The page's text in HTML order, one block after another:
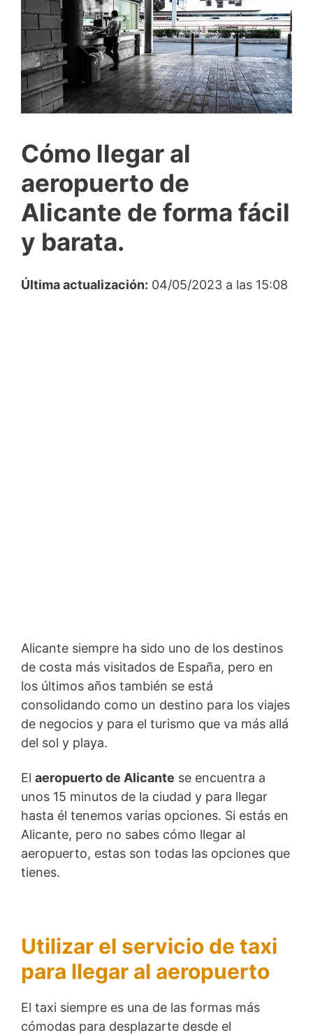
Cómo llegar al
aeropuerto de
Alicante de forma fácil
y barata.
Última actualización: 04/05/2023 a las 15:08
Alicante siempre ha sido uno de los destinos
de costa más visitados de España, pero en
los últimos años también se está
consolidando como un destino para los viajes
de negocios y para el turismo que va más allá
del sol y playa.
El aeropuerto de Alicante se encuentra a
unos 15 minutos de la ciudad y para llegar
hasta él tenemos varias opciones. Si estás en
Alicante, pero no sabes cómo llegar al
aeropuerto, estas son todas las opciones que
tienes.
Utilizar el servicio de taxi
para llegar al aeropuerto
El taxi siempre es una de las formas más
cómodas para desplazarte desde el